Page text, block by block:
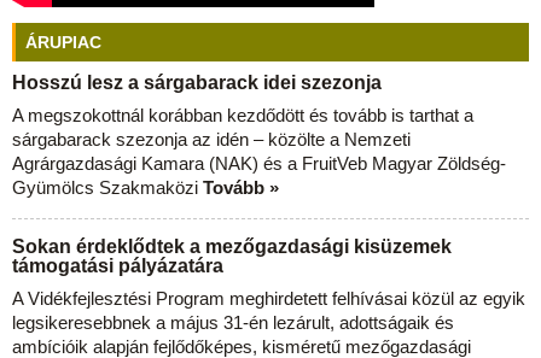
ÁRUPIAC
Hosszú lesz a sárgabarack idei szezonja
A megszokottnál korábban kezdődött és tovább is tarthat a
sárgabarack szezonja az idén – közölte a Nemzeti
Agrárgazdasági Kamara (NAK) és a FruitVeb Magyar Zöldség-
Gyümölcs Szakmaközi Tovább »
Sokan érdeklődtek a mezőgazdasági kisüzemek
támogatási pályázatára
A Vidékfejlesztési Program meghirdetett felhívásai közül az egyik
legsikeresebbnek a május 31-én lezárult, adottságaik és
ambícióik alapján fejlődőképes, kisméretű mezőgazdasági